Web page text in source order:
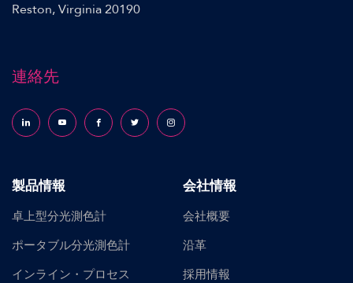
Reston, Virginia 20190
連絡先
Follow us on LinkedInFollow us on YouTubeFollow us on Facebook
Follow us on X (formerly Twitter)
Follow us on Instagram
製品情報
卓上型分光測色計
ポータブル分光測色計
インライン・プロセス
会社情報
会社概要
沿革
採用情報